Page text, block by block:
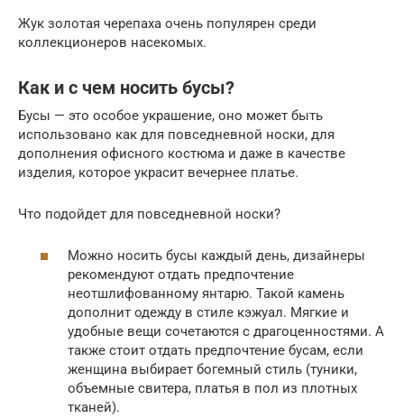
Жук золотая черепаха очень популярен среди
коллекционеров насекомых.
Как и с чем носить бусы?
Бусы — это особое украшение, оно может быть
использовано как для повседневной носки, для
дополнения офисного костюма и даже в качестве
изделия, которое украсит вечернее платье.
Что подойдет для повседневной носки?
Можно носить бусы каждый день, дизайнеры
рекомендуют отдать предпочтение
неотшлифованному янтарю. Такой камень
дополнит одежду в стиле кэжуал. Мягкие и
удобные вещи сочетаются с драгоценностями. А
также стоит отдать предпочтение бусам, если
женщина выбирает богемный стиль (туники,
объемные свитера, платья в пол из плотных
тканей).